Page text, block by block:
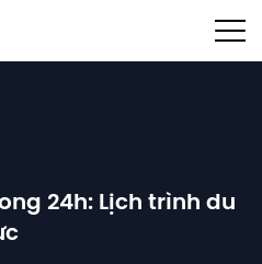
24h: Lịch trình du